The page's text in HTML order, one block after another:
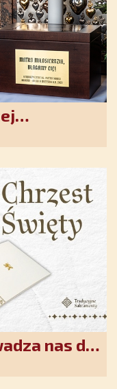
wotum
nas do
pakiet